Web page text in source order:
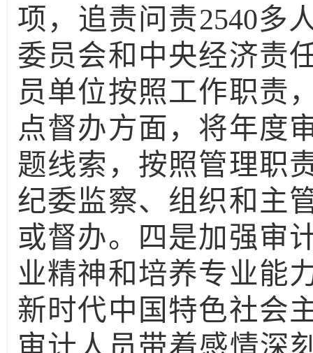
项，追责问责2540多
委员会和中央经济责
员单位按照工作职责
点督办方面，将年度
题线索，按照管理职
纪委监察、组织和主
或督办。四是加强审
业精神和培养专业能
新时代中国特色社会